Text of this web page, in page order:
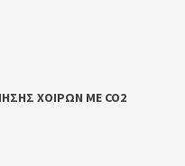
ΧΟΙΡΩΝ ΜΕ CO2